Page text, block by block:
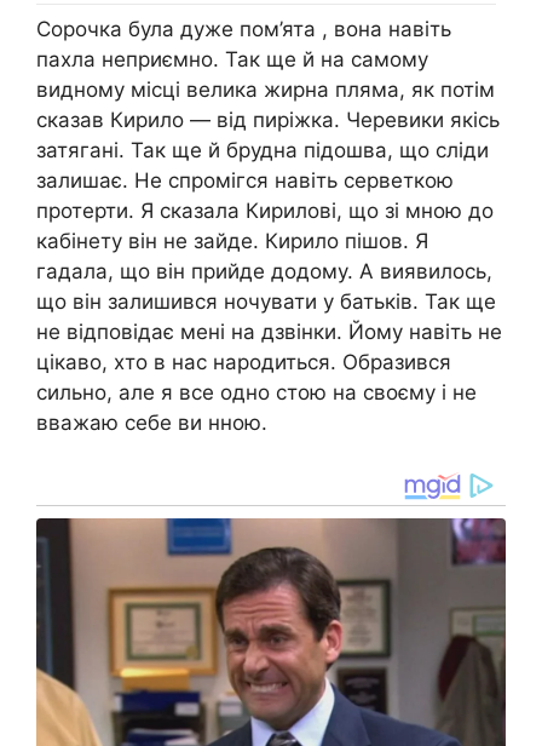
Сорочка була дуже пом’ята , вона навіть
пахла неприємно. Так ще й на самому
видному місці велика жирна пляма, як потім
сказав Кирило — від пиріжка. Черевики якісь
затягані. Так ще й брудна підошва, що сліди
залишає. Не спромігся навіть серветкою
протерти. Я сказала Кирилові, що зі мною до
кабінету він не зайде. Кирило пішов. Я
гадала, що він прийде додому. А виявилось,
що він залишився ночувати у батьків. Так ще
не відповідає мені на дзвінки. Йому навіть не
цікаво, хто в нас народиться. Образився
сильно, але я все одно стою на своєму і не
вважаю себе ви нною.